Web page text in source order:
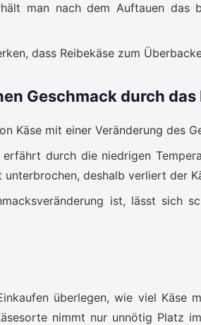
man nach dem Auftauen das
dass Reibekäse zum
Geschmack durch das
Käse mit einer Veränderung des
erfährt durch die niedrigen
deshalb verliert der
ist, lässt sich
überlegen, wie viel Käse
nimmt nur unnötig Platz